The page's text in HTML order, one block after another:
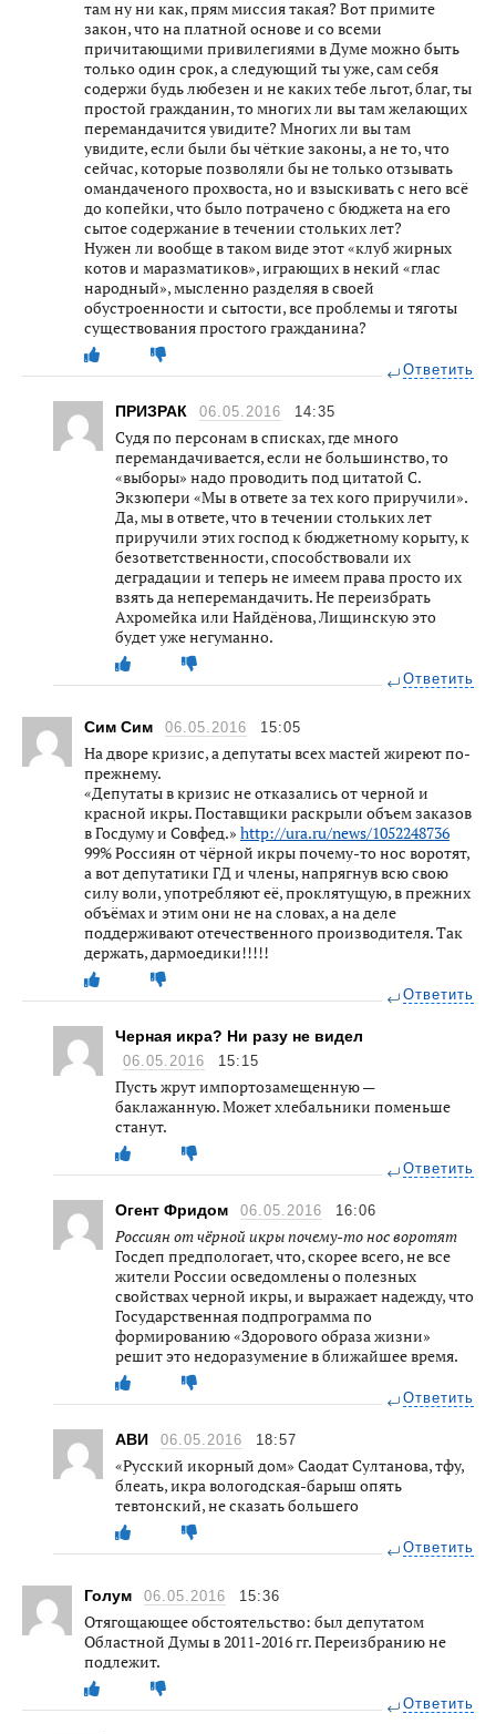
там ну ни как, прям миссия такая? Вот примите
закон, что на платной основе и со всеми
причитающими привилегиями в Думе можно быть
только один срок, а следующий ты уже, сам себя
содержи будь любезен и не каких тебе льгот, благ, ты
простой гражданин, то многих ли вы там желающих
перемандачится увидите? Многих ли вы там
увидите, если были бы чёткие законы, а не то, что
сейчас, которые позволяли бы не только отзывать
омандаченого прохвоста, но и взыскивать с него всё
до копейки, что было потрачено с бюджета на его
сытое содержание в течении стольких лет?
Нужен ли вообще в таком виде этот «клуб жирных
котов и маразматиков», играющих в некий «глас
народный», мысленно разделяя в своей
обустроенности и сытости, все проблемы и тяготы
существования простого гражданина?
Ответить
ПРИЗРАК 06.05.2016 14:35
Судя по персонам в списках, где много
перемандачивается, если не большинство, то
«выборы» надо проводить под цитатой С.
Экзюпери «Мы в ответе за тех кого приручили».
Да, мы в ответе, что в течении стольких лет
приручили этих господ к бюджетному корыту, к
безответственности, способствовали их
деградации и теперь не имеем права просто их
взять да неперемандачить. Не переизбрать
Ахромейка или Найдёнова, Лищинскую это
будет уже негуманно.
Ответить
Сим Сим 06.05.2016 15:05
На дворе кризис, а депутаты всех мастей жиреют по-
прежнему.
«Депутаты в кризис не отказались от черной и
красной икры. Поставщики раскрыли объем заказов
в Госдуму и Совфед.» http://ura.ru/news/1052248736
99% Россиян от чёрной икры почему-то нос воротят,
а вот депутатики ГД и члены, напрягнув всю свою
силу воли, употребляют её, проклятущую, в прежних
объёмах и этим они не на словах, а на деле
поддерживают отечественного производителя. Так
держать, дармоедики!!!!!
Ответить
Черная икра? Ни разу не видел
06.05.2016 15:15
Пусть жрут импортозамещенную —
баклажанную. Может хлебальники поменьше
станут.
Ответить
Огент Фридом 06.05.2016 16:06
Россиян от чёрной икры почему-то нос воротят
Госдеп предпологает, что, скорее всего, не все
жители России осведомлены о полезных
свойствах черной икры, и выражает надежду, что
Государственная подпрограмма по
формированию «Здорового образа жизни»
решит это недоразумение в ближайшее время.
Ответить
АВИ 06.05.2016 18:57
«Русский икорный дом» Саодат Султанова, тфу,
блеать, икра вологодская-барыш опять
тевтонский, не сказать большего
Ответить
Голум 06.05.2016 15:36
Отягощающее обстоятельство: был депутатом
Областной Думы в 2011-2016 гг. Переизбранию не
подлежит.
Ответить